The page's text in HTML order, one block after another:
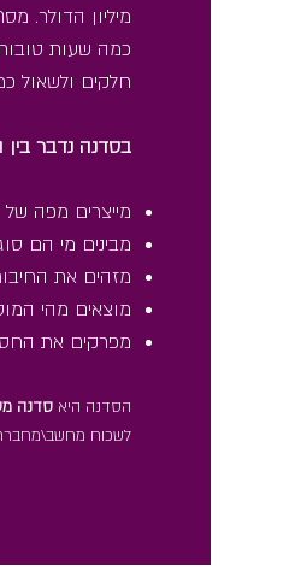
מיליון הדולר.
כמה שעות
חלקים ולשאול
בסדנה נדבר בין
מייצרים מפה של
מבינים מי הם
מזהים את
מוצאים מהי
מפרקים את
הסדנה היא סדנה
לשכוח